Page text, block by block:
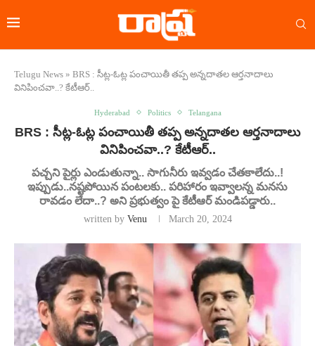
Telugu News » BRS : సీట్ల-ఓట్ల పంచాయితీ తప్ప అన్నదాతల ఆర్తనాదాలు
వినిపించవా..? కేటీఆర్..
Hyderabad Politics Telangana
BRS : సీట్ల-ఓట్ల పంచాయితీ తప్ప అన్నదాతల ఆర్తనాదాలు
వినిపించవా..? కేటీఆర్..
పచ్చని పైర్లు ఎండుతున్నా.. సాగునీరు ఇవ్వడం చేతకాలేదు..!
ఇప్పుడు..నష్టపోయిన పంటలకు.. పరిహారం ఇవ్వాలన్న మనసు
రావడం లేదా..? అని ప్రభుత్వం పై కేటీఆర్ మండిపడ్డారు..
written by Venu March 20, 2024